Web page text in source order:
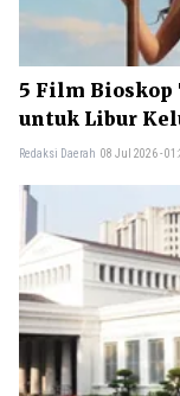
5 Film Bioskop
untuk Libur
Redaksi Daerah 08 Jul 2026 -